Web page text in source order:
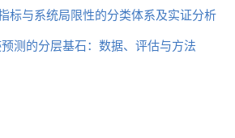
标与系统局限性的分类体系及实证分析
测的分层基石：数据、评估与方法